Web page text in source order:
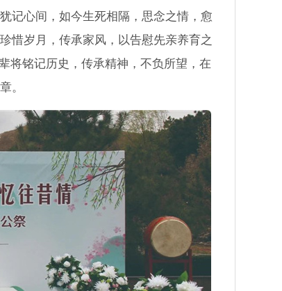
记心间，如今生死相隔，思念之情，愈
惜岁月，传承家风，以告慰先亲养育之
将铭记历史，传承精神，不负所望，在
。